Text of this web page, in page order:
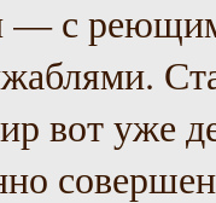
— с
вот уже